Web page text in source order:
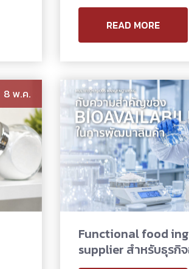
READ MORE
8 พ.ค.
Functional food
supplier สำหรับธุรกิ